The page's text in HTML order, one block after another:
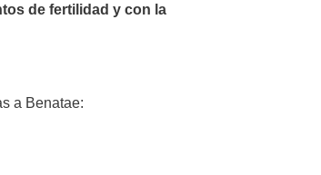
de fertilidad y con la
a Benatae: